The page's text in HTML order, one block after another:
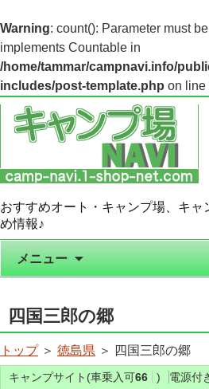
Warning: count(): Parameter must
implements Countable in
/home/tammar/campnavi.info/
includes/post-template.php on line
おすすめオート・キャンプ場、キ
め情報♪
メニュー
四国三郎の郷
トップ＞ 徳島県 ＞ 四国三郎の郷
キャンプサイト(車乗入可66 ) 電源付